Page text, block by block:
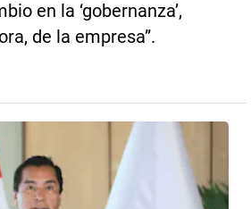
en la ‘gobernanza’,
de la empresa”.